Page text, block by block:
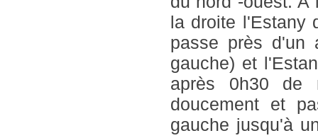
la droite l'Estany
passe près d'un
gauche) et
après 0h30 de
doucement et
gauche jusqu'à